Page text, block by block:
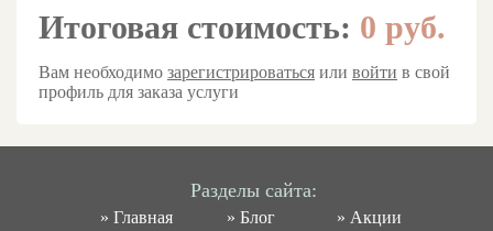
Итоговая стоимость: 0 руб.
Вам необходимо зарегистрироваться или войти в свой
профиль для заказа услуги
Разделы сайта:
» Главная
»Блог
» Акции